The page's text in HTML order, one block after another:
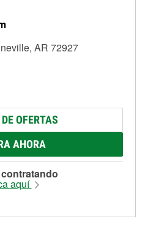
AR 72927
OFERTAS
AHORA
aquí